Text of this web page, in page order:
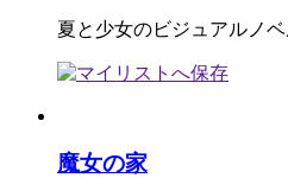
夏と少女のビジュアルノ
魔女の家